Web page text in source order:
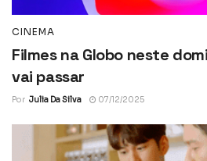
CINEMA
Filmes na Globo neste
vai passar
Por Julia Da Silva 07/12/2025